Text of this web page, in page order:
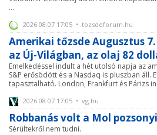
...
2026.08.07 17:05 • tozsdeforum.hu
Amerikai tőzsde Augusztus
az Új-Világban, az olaj 82
Emelkedéssel indult a hét utolsó napja az
S&P erősödött és a Nasdaq is pluszban áll.
tapasztalható. London, Frankfurt és Párizs
2026.08.07 17:05 • vg.hu
Robbanás volt a Mol
Sérültekről nem tudni.